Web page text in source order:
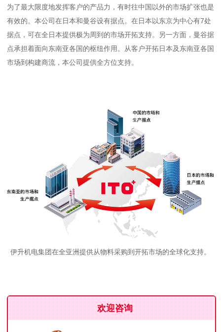
为了最大限度地发挥客户的产品力，有时往中国以外的市场扩张也是
有效的。本公司在日本和曼谷设有据点。在日本以东京为中心有7处
据点，可在全日本提供极为周到的市场开拓支持。另一方面，曼谷据
点承担着面向东南亚各国的枢纽作用。从客户开拓日本及东南亚各国
市场到构建商流，本公司提供全方位支持。
伊升机电集团在全亚洲提供从物料采购到开拓市场的全球化支持。
欢迎咨询